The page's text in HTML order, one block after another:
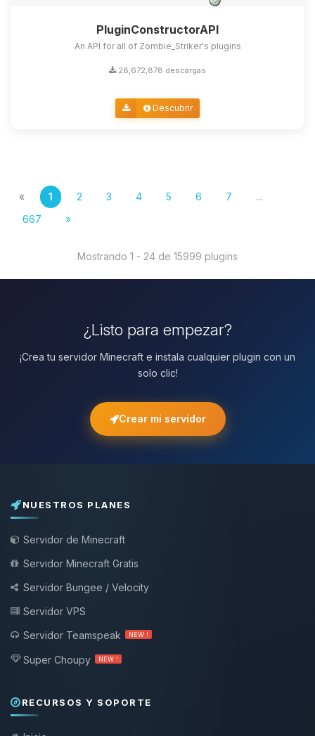
PluginConstructorAPI
An API for all of Zombie_Striker's plugins
28,672,878 descargas
Descubrir
« 1 2 3 4 5 6 7
...
667
»
Mostrando 1 - 24 de 15999 plugins
¿Listo para empezar?
¡Crea tu servidor Minecraft e instala cualquier plugin con un
solo clic!
Crear mi servidor
NUESTROS PLANES
Servidor de Minecraft
Servidor Minecraft Gratis
Servidor Bungee / Velocity
Servidor VPS
Servidor Teamspeak
NEW !
Super Choupy NEW !
RECURSOS Y SOPORTE